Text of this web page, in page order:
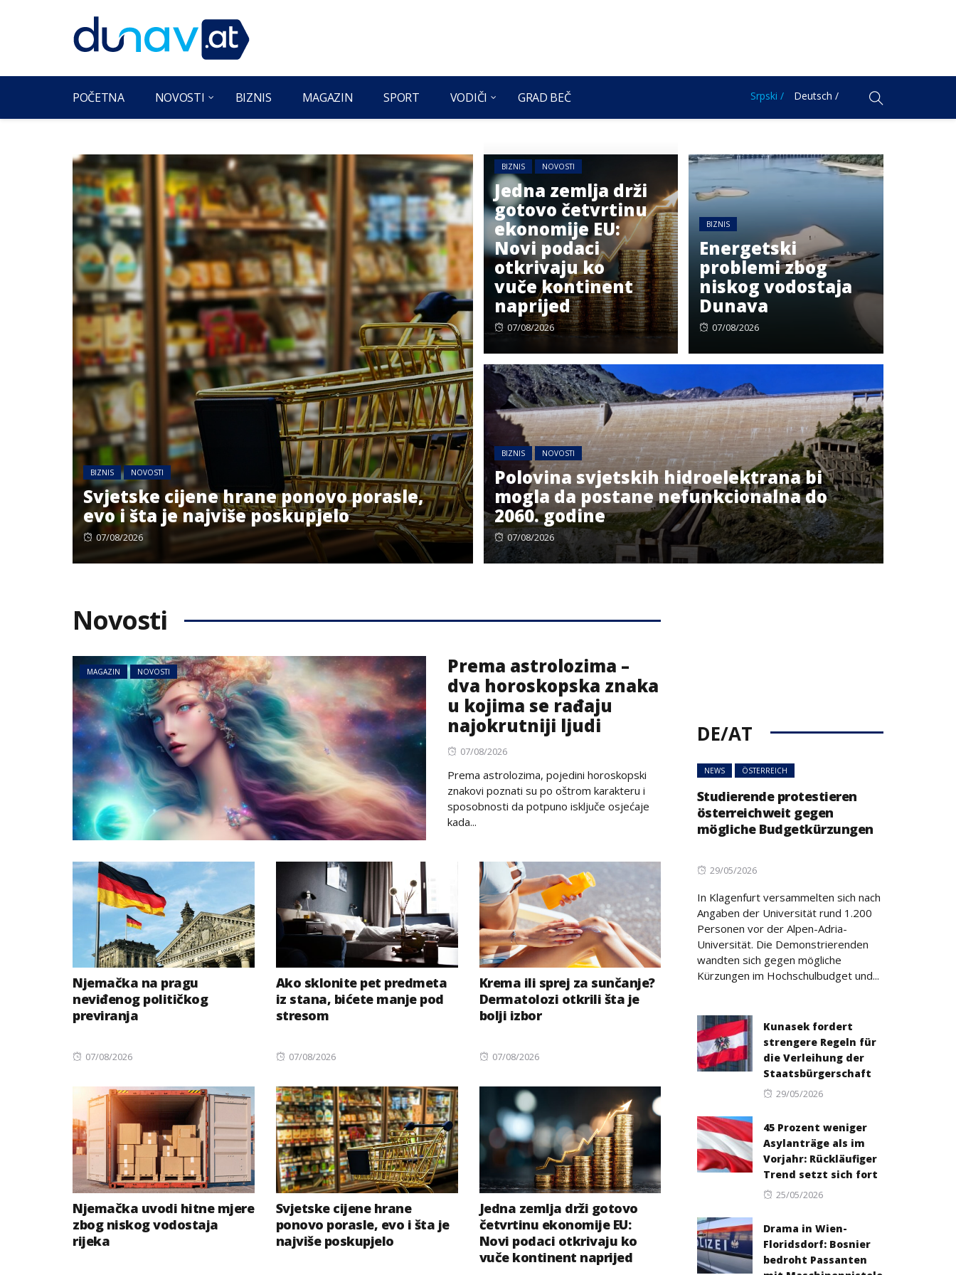
POČETNA NOVOSTI BIZNIS MAGAZIN SPORT VODIČI GRAD BEČ Srpski / Deutsch /
BIZNIS NOVOSTI
Svjetske cijene hrane ponovo porasle,
evo i šta je najviše poskupjelo
Posted
07/08/2026
BIZNIS NOVOSTI
Jedna zemlja drži
gotovo četvrtinu
ekonomije EU:
Novi podaci
otkrivaju ko
vuče kontinent
naprijed
Posted
07/08/2026
BIZNIS
Energetski
problemi zbog
niskog vodostaja
Dunava
Posted
07/08/2026
BIZNIS NOVOSTI
Polovina svjetskih hidroelektrana bi
mogla da postane nefunkcionalna do
2060. godine
Posted
on
07/08/2026
Novosti
MAGAZIN NOVOSTI
Prema astrolozima –
dva horoskopska znaka
u kojima se rađaju
najokrutniji ljudi
Posted
07/08/2026
Prema astrolozima, pojedini horoskopski
znakovi poznati su po oštrom karakteru i
sposobnosti da potpuno isključe osjećaje
kada...
Njemačka na pragu
neviđenog političkog
previranja
Posted
07/08/2026
Ako sklonite pet predmeta
iz stana, bićete manje pod
stresom
Posted
07/08/2026
Krema ili sprej za sunčanje?
Dermatolozi otkrili šta je
bolji izbor
Posted
07/08/2026
Njemačka uvodi hitne mjere
zbog niskog vodostaja
rijeka
Svjetske cijene hrane
ponovo porasle, evo i šta je
najviše poskupjelo
Jedna zemlja drži gotovo
četvrtinu ekonomije EU:
Novi podaci otkrivaju ko
vuče kontinent naprijed
DE/AT
NEWS ÖSTERREICH
Studierende protestieren
österreichweit gegen
mögliche Budgetkürzungen
Posted
29/05/2026
In Klagenfurt versammelten sich nach
Angaben der Universität rund 1.200
Personen vor der Alpen-Adria-
Universität. Die Demonstrierenden
wandten sich gegen mögliche
Kürzungen im Hochschulbudget und...
Kunasek fordert
strengere Regeln für
die Verleihung der
Staatsbürgerschaft
Posted
29/05/2026
45 Prozent weniger
Asylanträge als im
Vorjahr: Rückläufiger
Trend setzt sich fort
Posted
25/05/2026
Drama in Wien-
Floridsdorf: Bosnier
bedroht Passanten